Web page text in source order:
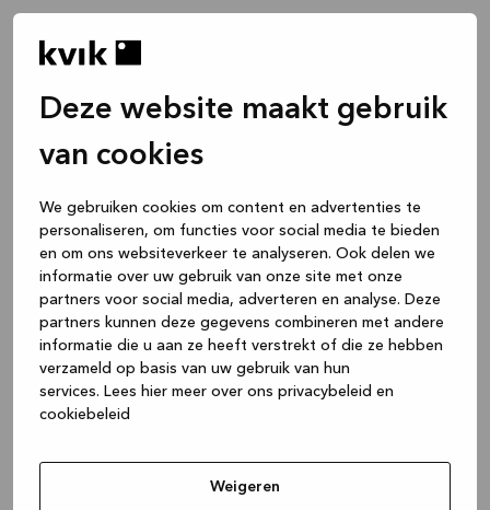
Deze website maakt gebruik
van cookies
We gebruiken cookies om content en advertenties te
personaliseren, om functies voor social media te bieden
en om ons websiteverkeer te analyseren. Ook delen we
informatie over uw gebruik van onze site met onze
partners voor social media, adverteren en analyse. Deze
partners kunnen deze gegevens combineren met andere
informatie die u aan ze heeft verstrekt of die ze hebben
verzameld op basis van uw gebruik van hun
services. Lees hier meer over ons privacybeleid en
cookiebeleid
Weigeren
(see the browser console for more